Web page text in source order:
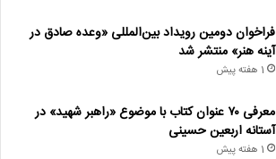
فراخوان دومین رویداد بین‌المللی «وعده صادق در
آینه هنر» منتشر شد
1 هفته پیش
معرفی ۷۰ عنوان کتاب با موضوع «راهبر شهید» در
آستانه اربعین حسینی
1 هفته پیش